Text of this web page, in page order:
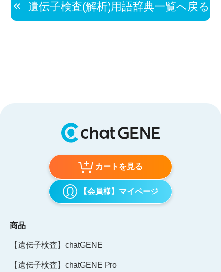
遺伝子検査(解析)用語辞典一覧へ戻る
カートを見る
【会員様】マイページ
商品
【遺伝子検査】chatGENE
【遺伝子検査】chatGENE Pro